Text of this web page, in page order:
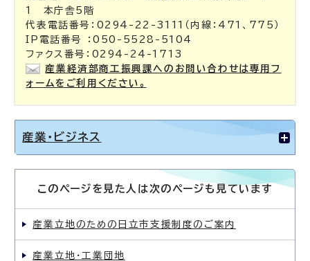
1 本庁舎5階
代表電話番号：0294-22-3111（内線：471、775）
IP電話番号 ：050-5528-5104
ファクス番号：0294-24-1713
産業経済部商工振興課へのお問い合わせは専用フ
ォームをご利用ください。
産業・ビジネス
このページを見た人は次のページも見ています
産業立地のための日立市支援制度のご案内
産業立地・工業団地